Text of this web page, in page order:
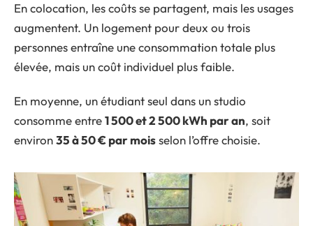
En colocation, les coûts se partagent, mais les usages
augmentent. Un logement pour deux ou trois
personnes entraîne une consommation totale plus
élevée, mais un coût individuel plus faible.
En moyenne, un étudiant seul dans un studio
consomme entre1 500 et 2 500 kWh par an, soit
environ35 à 50 € par moisselon l’offre choisie.